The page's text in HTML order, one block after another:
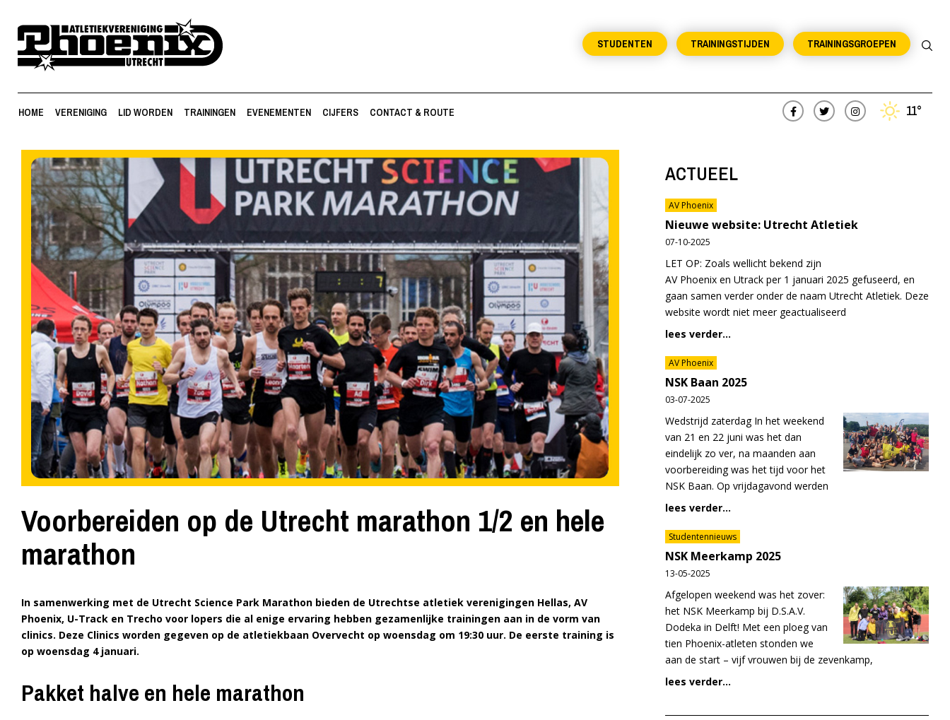
TRAININGSGROEPEN
TRAININGSTIJDEN
STUDENTEN
HOME VERENIGING LID WORDEN TRAININGEN EVENEMENTEN CIJFERS CONTACT & ROUTE 11°
Voorbereiden op de Utrecht marathon 1/2 en hele
marathon
In samenwerking met de Utrecht Science Park Marathon bieden de Utrechtse atletiek verenigingen Hellas, AV
Phoenix, U-Track en Trecho voor lopers die al enige ervaring hebben gezamenlijke trainingen aan in de vorm van
clinics. Deze Clinics worden gegeven op de atletiekbaan Overvecht op woensdag om 19:30 uur. De eerste training is
op woensdag 4 januari.
Pakket halve en hele marathon
ACTUEEL
AV Phoenix
Nieuwe website: Utrecht Atletiek
07-10-2025
LET OP: Zoals wellicht bekend zijn
AV Phoenix en Utrack per 1 januari 2025 gefuseerd, en
gaan samen verder onder de naam Utrecht Atletiek. Deze
website wordt niet meer geactualiseerd
lees verder...
AV Phoenix
NSK Baan 2025
03-07-2025
Wedstrijd zaterdag In het weekend
van 21 en 22 juni was het dan
eindelijk zo ver, na maanden aan
voorbereiding was het tijd voor het
NSK Baan. Op vrijdagavond werden
lees verder...
Studentennieuws
NSK Meerkamp 2025
13-05-2025
Afgelopen weekend was het zover:
het NSK Meerkamp bij D.S.A.V.
Dodeka in Delft! Met een ploeg van
tien Phoenix-atleten stonden we
aan de start – vijf vrouwen bij de zevenkamp,
lees verder...